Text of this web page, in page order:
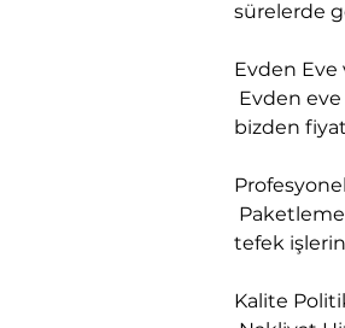
sürelerde
Evden
bizden
tefek
Kalite